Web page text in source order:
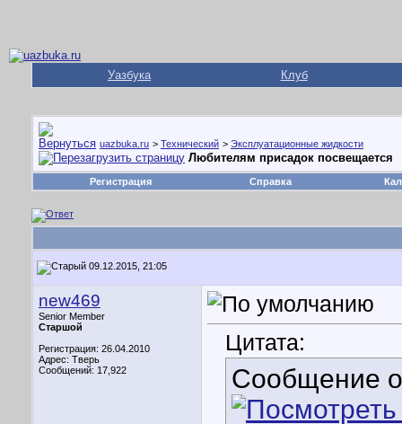
Уазбука Клуб
uazbuka.ru > Технический > Эксплуатационные жидкости
Любителям присадок посвещается
Регистрация Справка
09.12.2015, 21:05
new469
Senior Member
Старшой
Регистрация: 26.04.2010
Адрес: Тверь
Сообщений: 17,922
Цитата:
Сообщение